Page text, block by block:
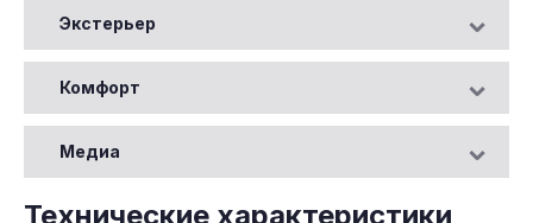
Экстерьер
Комфорт
Медиа
Технические характеристики